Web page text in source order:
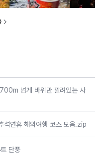
넘게 바위만 깔려있는 사
연휴 해외여행 코스 모음.zip
단풍